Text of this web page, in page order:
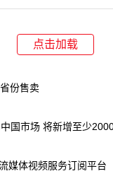
点击加载
份售卖
国市场 将新增至少
媒体视频服务订阅平台